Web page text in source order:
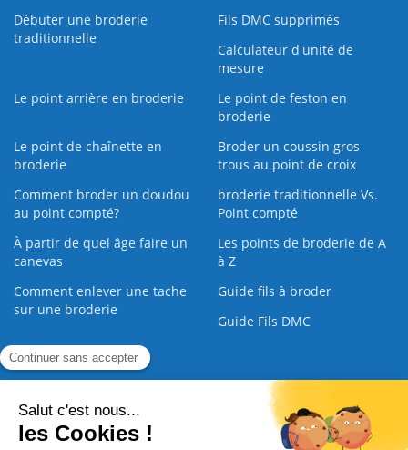
Débuter une broderie
traditionnelle
Fils DMC supprimés
Calculateur d'unité de
mesure
Le point arrière en broderie
Le point de feston en
broderie
Le point de chaînette en
broderie
Broder un coussin gros
trous au point de croix
Comment broder un doudou
au point compté?
broderie traditionnelle Vs.
Point compté
À partir de quel âge faire un
canevas
Les points de broderie de A
à Z
Comment enlever une tache
sur une broderie
Guide fils à broder
Guide Fils DMC
Guide de la Broderie